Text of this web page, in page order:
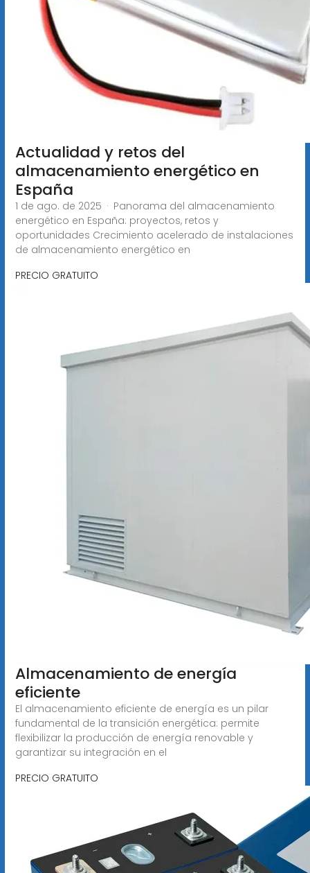
Actualidad y retos del
almacenamiento energético en
España
1 de ago. de 2025 · Panorama del almacenamiento
energético en España: proyectos, retos y
oportunidades Crecimiento acelerado de instalaciones
de almacenamiento energético en
PRECIO GRATUITO
Almacenamiento de energía
eficiente
El almacenamiento eficiente de energía es un pilar
fundamental de la transición energética: permite
flexibilizar la producción de energía renovable y
garantizar su integración en el
PRECIO GRATUITO